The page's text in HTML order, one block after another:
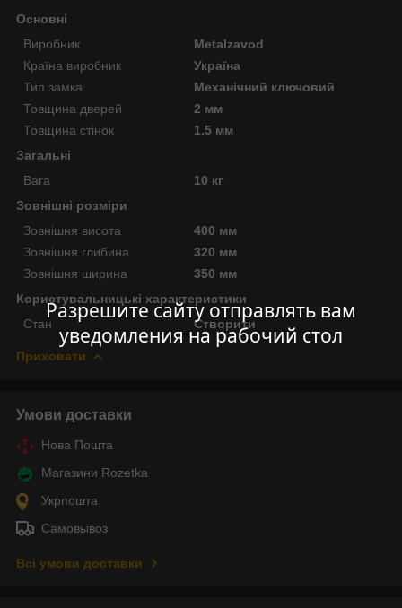
Разрешите сайту отправлять вам
уведомления на рабочий стол
Основні
Виробник
Metalzavod
Країна виробник
Україна
Тип замка
Механічний ключовий
Товщина дверей
2 мм
Товщина стінок
1.5 мм
Загальні
Вага
10 кг
Зовнішні розміри
Зовнішня висота
400 мм
Зовнішня глибина
320 мм
Зовнішня ширина
350 мм
Користувальницькі характеристики
Стан
Створити
Приховати
Умови доставки
Нова Пошта
Магазини Rozetka
Укрпошта
Самовывоз
Всі умови доставки